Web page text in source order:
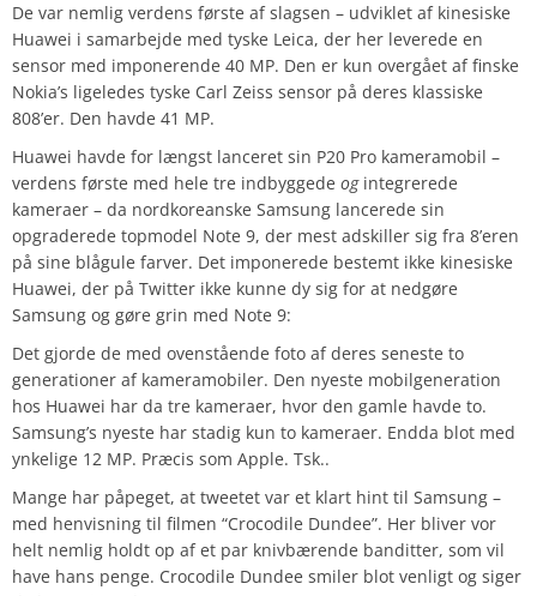
De var nemlig verdens første af slagsen – udviklet af kinesiske
Huawei i samarbejde med tyske Leica, der her leverede en
sensor med imponerende 40 MP. Den er kun overgået af finske
Nokia’s ligeledes tyske Carl Zeiss sensor på deres klassiske
808’er. Den havde 41 MP.
Huawei havde for længst lanceret sin P20 Pro kameramobil –
verdens første med hele tre indbyggede ogintegrerede
kameraer – da nordkoreanske Samsung lancerede sin
opgraderede topmodel Note 9, der mest adskiller sig fra 8’eren
på sine blågule farver. Det imponerede bestemt ikke kinesiske
Huawei, der på Twitter ikke kunne dy sig for at nedgøre
Samsung og gøre grin med Note 9:
Det gjorde de med ovenstående foto af deres seneste to
generationer af kameramobiler. Den nyeste mobilgeneration
hos Huawei har da tre kameraer, hvor den gamle havde to.
Samsung’s nyeste har stadig kun to kameraer. Endda blot med
ynkelige 12 MP. Præcis som Apple. Tsk..
Mange har påpeget, at tweetet var et klart hint til Samsung –
med henvisning til filmen “Crocodile Dundee”. Her bliver vor
helt nemlig holdt op af et par knivbærende banditter, som vil
have hans penge. Crocodile Dundee smiler blot venligt og siger